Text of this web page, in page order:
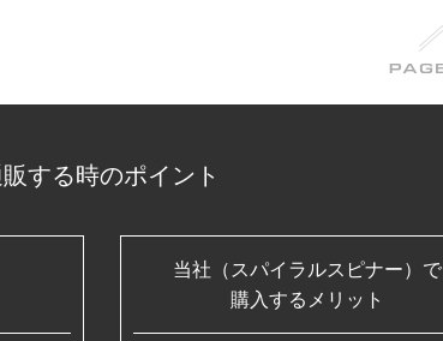
する時のポイント
当社（スパイラルスピナー）で
購入するメリット